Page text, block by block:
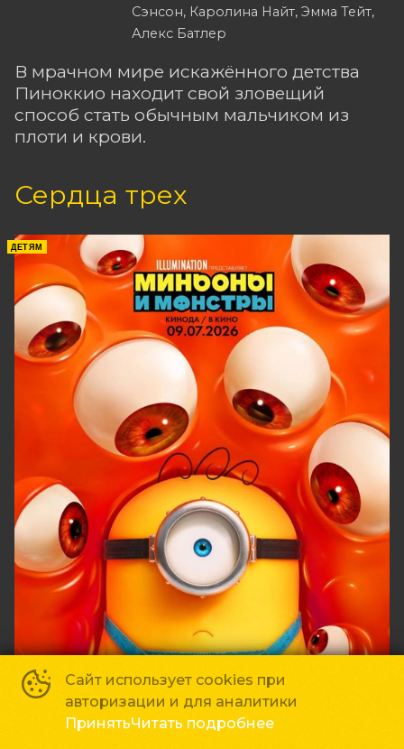
Сэнсон, Каролина Найт, Эмма Тейт,
Алекс Батлер
В мрачном мире искажённого детства
Пиноккио находит свой зловещий
способ стать обычным мальчиком из
плоти и крови.
Сердца трех
ДЕТЯМ
Сайт использует cookies при
авторизации и для аналитики
ПринятьЧитать подробнее